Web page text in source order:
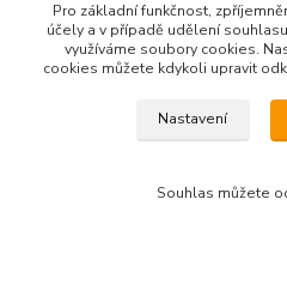
Pro základní funkčnost,
účely a v případě udělení
využíváme soubory cookies.
cookies můžete kdykoli upravit
Nastavení
Souhlas můžete